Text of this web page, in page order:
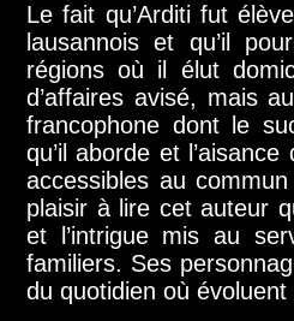
Le fait qu’Arditi fut
lausannois et qu’il
régions où il élut
d’affaires avisé, mais
francophone dont le
qu’il aborde et
accessibles au
plaisir à lire cet auteur
et l’intrigue mis au
familiers. Ses
du quotidien où